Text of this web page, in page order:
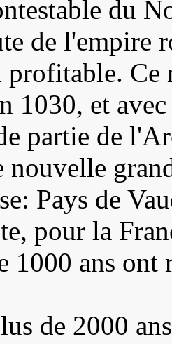
du
de l'empire
profitable.
1030, et
partie de
nouvelle
Pays de
pour la
1000 ans ont
de 2000